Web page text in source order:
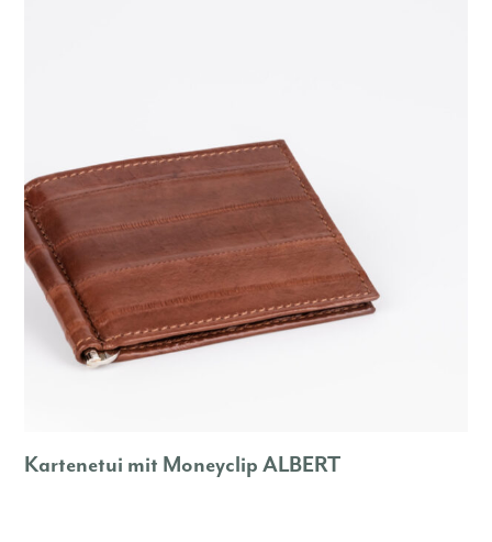
Kartenetui mit Moneyclip ALBERT